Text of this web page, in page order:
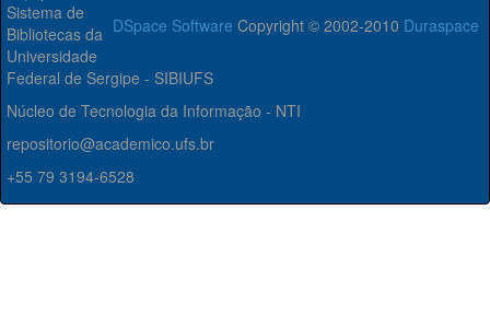
DSpace Software Copyright © 2002-2010 Duraspace
Sistema de
Bibliotecas da
Universidade
Federal de Sergipe - SIBIUFS
Núcleo de Tecnologia da Informação - NTI
repositorio@academico.ufs.br
+55 79 3194-6528